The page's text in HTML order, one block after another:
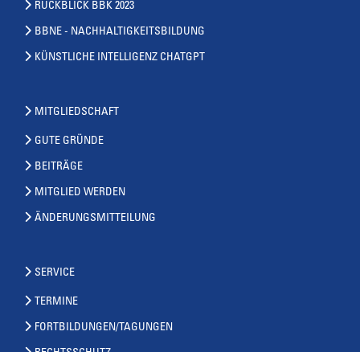
RÜCKBLICK BBK 2023
BBNE - NACHHALTIGKEITSBILDUNG
KÜNSTLICHE INTELLIGENZ CHATGPT
MITGLIEDSCHAFT
GUTE GRÜNDE
BEITRÄGE
MITGLIED WERDEN
ÄNDERUNGSMITTEILUNG
SERVICE
TERMINE
FORTBILDUNGEN/TAGUNGEN